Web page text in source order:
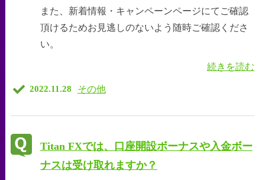
また、新着情報・キャンペーンページにてご確認
頂けるためお見逃しのないよう随時ご確認くださ
い。
続きを読む
2022.11.28 その他
Titan FXでは、口座開設ボーナスや入金ボー
ナスは受け取れますか？